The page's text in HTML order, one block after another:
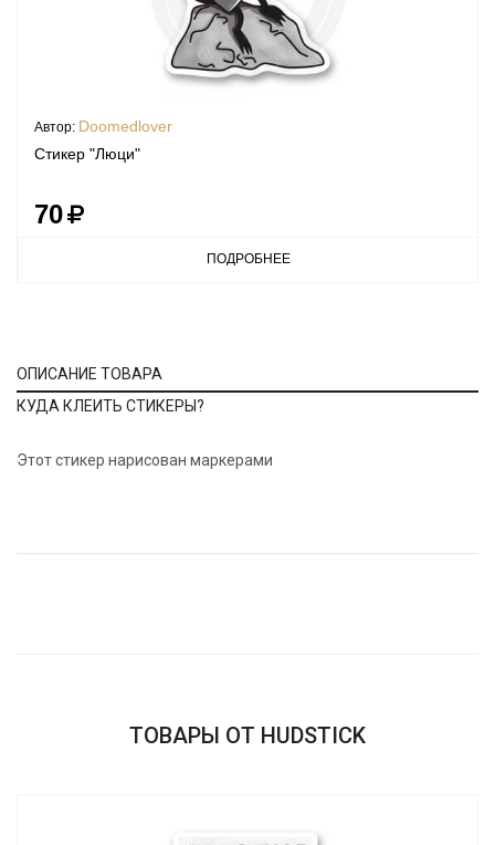
Автор: Doomedlover
Стикер "Люци"
70
ПОДРОБНЕЕ
ОПИСАНИЕ ТОВАРА
КУДА КЛЕИТЬ СТИКЕРЫ?
Этот стикер нарисован маркерами
ТОВАРЫ ОТ HUDSTICK